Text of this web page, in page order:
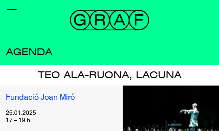
AGENDA
TEO ALA-RUONA, LACUNA
Fundació Joan Miró
25.01.2025
17 – 19 h